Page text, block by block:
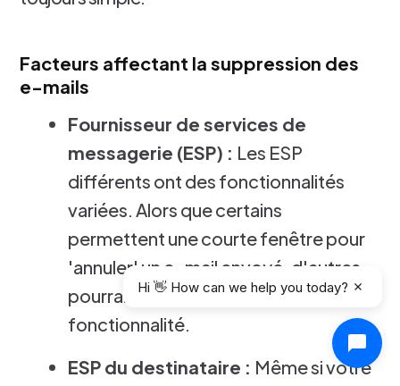
Facteurs affectant la suppression des
e-mails
Fournisseur de services de
messagerie (ESP) : Les ESP
différents ont des fonctionnalités
variées. Alors que certains
permettent une courte fenêtre pour
'annuler' un e-mail envoyé, d'autres
pourraient ne pas avoir cette
fonctionnalité.
ESP du destinataire : Même si votre
Hi 👋 How can we help you today?